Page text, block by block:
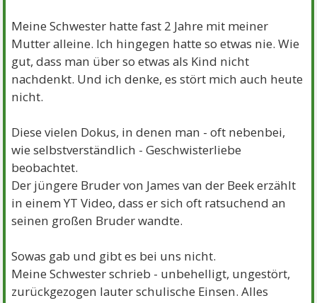
Meine Schwester hatte fast 2 Jahre mit meiner
Mutter alleine. Ich hingegen hatte so etwas nie. Wie
gut, dass man über so etwas als Kind nicht
nachdenkt. Und ich denke, es stört mich auch heute
nicht.
Diese vielen Dokus, in denen man - oft nebenbei,
wie selbstverständlich - Geschwisterliebe
beobachtet.
Der jüngere Bruder von James van der Beek erzählt
in einem YT Video, dass er sich oft ratsuchend an
seinen großen Bruder wandte.
Sowas gab und gibt es bei uns nicht.
Meine Schwester schrieb - unbehelligt, ungestört,
zurückgezogen lauter schulische Einsen. Alles